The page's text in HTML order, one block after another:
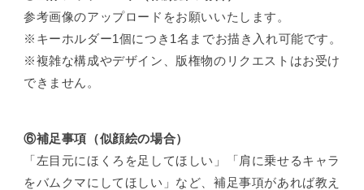
参考画像のアップロードをお願いいたします。
※キーホルダー1個につき1名までお描き入れ可能です。
※複雑な構成やデザイン、版権物のリクエストはお受け
できません。
⑥補足事項 （似顔絵の場合）
「左目元にほくろを足してほしい」「肩に乗せるキャラ
をバムクマにしてほしい」など、補足事項があれば教え